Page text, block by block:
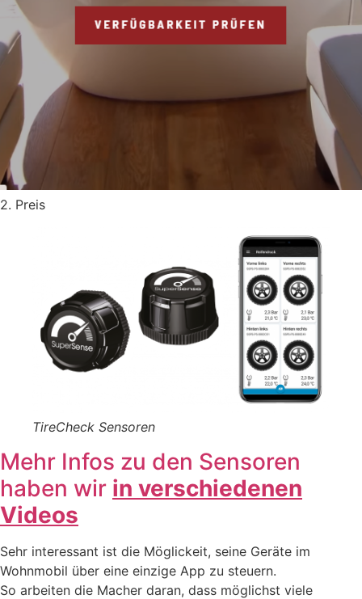
2. Preis
TireCheck Sensoren
Mehr Infos zu den Sensoren
haben wir in verschiedenen
Videos
Sehr interessant ist die Möglickeit, seine Geräte im
Wohnmobil über eine einzige App zu steuern.
So arbeiten die Macher daran, dass möglichst viele